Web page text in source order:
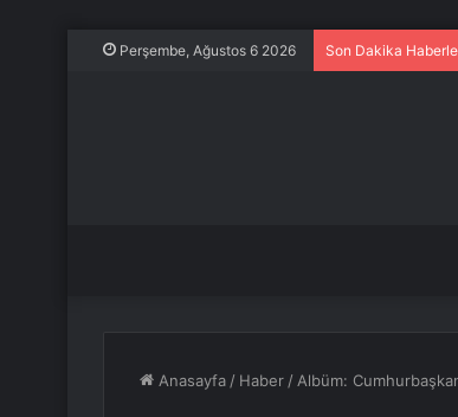
Perşembe, Ağustos 6 2026 Son Dakika
Anasayfa / Haber / Albüm: